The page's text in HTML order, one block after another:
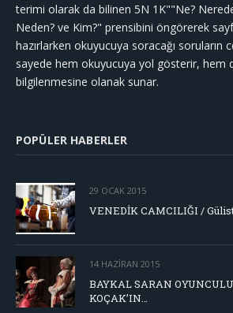
terimi olarak da bilinen 5N 1K""Ne?
Neden? ve Kim?" prensibini öngörerek
hazırlarken okuyucuya soracağı soruların
sayede hem okuyucuya yol gösterir, hem
bilgilenmesine olanak sunar.
POPÜLER HABERLER
29 OCAK 2015
VENEDİK CAMCILIĞI /
14 HAZIRAN 2015
BAYKAL SARAN
KOÇAK’IN…